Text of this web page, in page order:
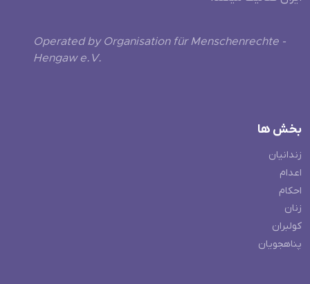
Operated by Organisation für Menschenrechte -
Hengaw e.V.
بخش ها
زندانیان
اعدام
احکام
زنان
کولبران
پناهجویان